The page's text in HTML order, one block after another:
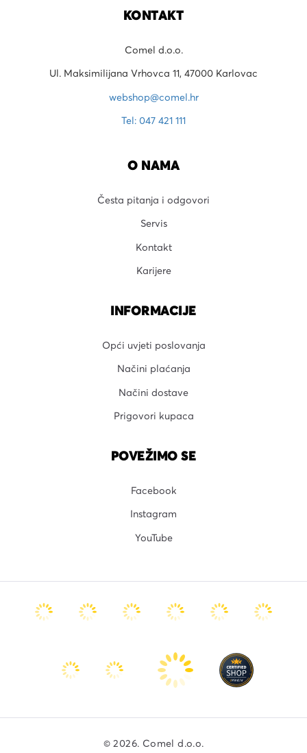
KONTAKT
Comel d.o.o.
Ul. Maksimilijana Vrhovca 11, 47000 Karlovac
webshop@comel.hr
Tel: 047 421 111
O NAMA
Česta pitanja i odgovori
Servis
Kontakt
Karijere
INFORMACIJE
Opći uvjeti poslovanja
Načini plaćanja
Načini dostave
Prigovori kupaca
POVEŽIMO SE
Facebook
Instagram
YouTube
© 2026. Comel d.o.o.